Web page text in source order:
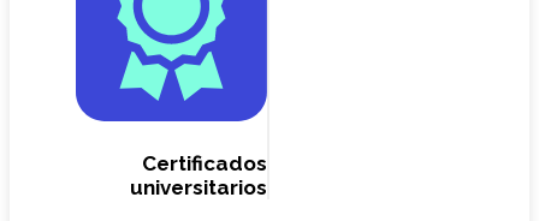
Certificados
universitarios